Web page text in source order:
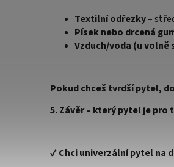
Textilní odřezky–
Písek nebo drcená
Vzduch/voda (u
Pokud chceš tvrdší pytel,
5. Závěr – který pytel je pro
✔Chci univerzální pytel na